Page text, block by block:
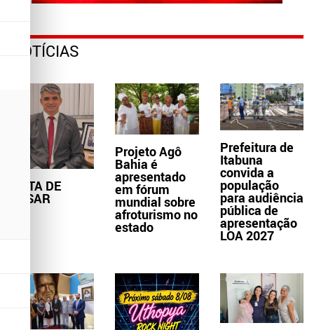
NOTÍCIAS
NOTA DE
PESAR
Projeto Agô
Bahia é
apresentado
em fórum
mundial sobre
afroturismo no
estado
Prefeitura de
Itabuna
convida a
população
para audiência
pública de
apresentação
LOA 2027